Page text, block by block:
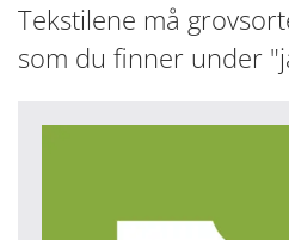
Tekstilene må
som du finner under